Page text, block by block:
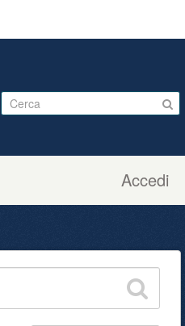
Accedi